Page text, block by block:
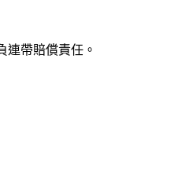
連帶賠償責任。